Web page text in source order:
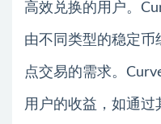
高效兑换的用户。
由不同类型的稳定币
点交易的需求。
用户的收益，如通过